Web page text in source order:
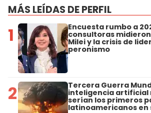
MÁS LEÍDAS DE PERFIL
1 Encuesta rumbo a
consultoras
Milei y la crisis de
peronismo
2 Tercera Guerra
inteligencia artificial
serían los primeros
latinoamericanos